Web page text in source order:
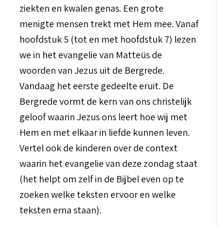
ziekten en kwalen genas. Een grote
menigte mensen trekt met Hem mee. Vanaf
hoofdstuk 5 (tot en met hoofdstuk 7) lezen
we in het evangelie van Matteüs de
woorden van Jezus uit de Bergrede.
Vandaag het eerste gedeelte eruit. De
Bergrede vormt de kern van ons christelijk
geloof waarin Jezus ons leert hoe wij met
Hem en met elkaar in liefde kunnen leven.
Vertel ook de kinderen over de context
waarin het evangelie van deze zondag staat
(het helpt om zelf in de Bijbel even op te
zoeken welke teksten ervoor en welke
teksten erna staan).